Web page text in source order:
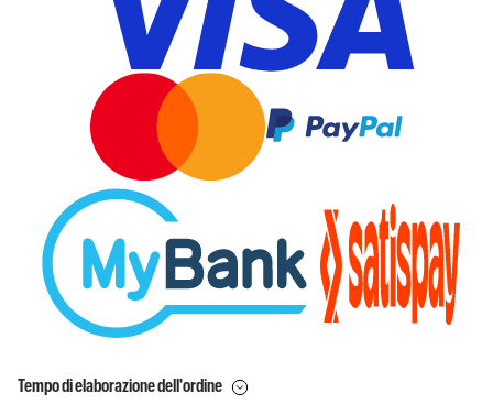
Tempo di elaborazione dell'ordine